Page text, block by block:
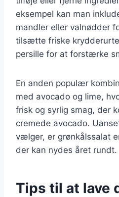
eksempel kan man
mandler eller valnødder
tilsætte friske
persille for at forstærke
En anden populær
med avocado og lime,
frisk og syrlig smag, der
cremede avocado.
vælger, er grønkålssalat
der kan nydes året rundt.
Tips til at lave